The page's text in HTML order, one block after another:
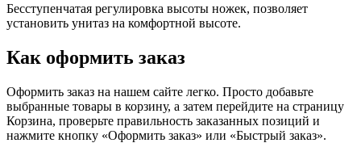
Бесступенчатая регулировка высоты ножек, позволяет
установить унитаз на комфортной высоте.
Как оформить заказ
Оформить заказ на нашем сайте легко. Просто добавьте
выбранные товары в корзину, а затем перейдите на страницу
Корзина, проверьте правильность заказанных позиций и
нажмите кнопку «Оформить заказ» или «Быстрый заказ».